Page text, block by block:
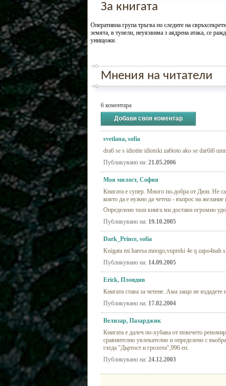
За книгата
Оперативна група тръгва по следите на
земята, в тунели, неуязвима з аядрена атака, се
унищожи.
Мнения на читатели
6 коментара
Добави своя коментар
svetlana, sofia
dra6 se s idiotite idiotski za6toto ako se dar6i6
Публикувано на: 21.05.2006
Моя милост, София
Книгата е супер. Много по-добра от Дюн. Не
която да е нужно да четеш - въпрос на желание
Определено тази книга ми достави огромно
Публикувано на: 19.10.2005
Dark_Prince, sofia
Knigata mi haresa mnogo,vupreki 4e q
Публикувано на: 14.09.2005
Erick, Пловдив
Книгата става за четене. Ама защо не
Публикувано на: 17.02.2004
Велизар, Пазарджик
Книгата е далеч по-хубава от повечето
сравнително увлекателно и определено с
гледа "Дьртост и грозота",996 еп.
Публикувано на: 24.12.2003